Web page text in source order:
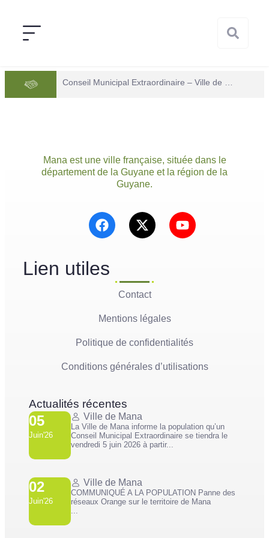
Mana est une ville française, située dans le
département de la Guyane et la région de la
Guyane.
Lien utiles
Contact
Mentions légales
Politique de confidentialités
Conditions générales d’utilisations
Actualités récentes
05
Juin'26
Ville de Mana
La Ville de Mana informe la population qu’un
Conseil Municipal Extraordinaire se tiendra le
vendredi 5 juin 2026 à partir...
02
Juin'26
Ville de Mana
COMMUNIQUÉ A LA POPULATION Panne des
réseaux Orange sur le territoire de Mana
...